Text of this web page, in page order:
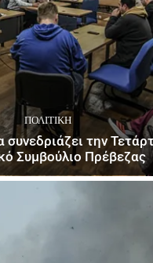
ΠΟΛΙΤΙΚΉ
την
Συμβούλιο Πρέβεζας